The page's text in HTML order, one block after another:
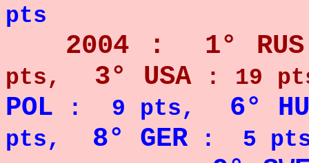
pts
2004 : 1° RUS
pts,
3° USA: 19
POL : 9 pts, 6°
pts, 8° GER: 5